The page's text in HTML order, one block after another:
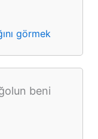
görmek
beni